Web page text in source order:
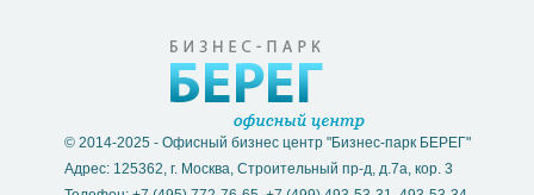
© 2014-2025 - Офисный бизнес центр "Бизнес-парк БЕРЕГ"
Адрес: 125362, г. Москва, Строительный пр-д, д.7а, кор. 3